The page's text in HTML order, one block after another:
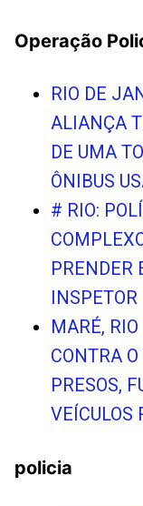
Operação
RIO DE
ALIANÇA
DE UMA
ÔNIBUS
# RIO:
PRENDER
INSPETOR
MARÉ,
CONTRA
PRESOS,
VEÍCULOS
policia